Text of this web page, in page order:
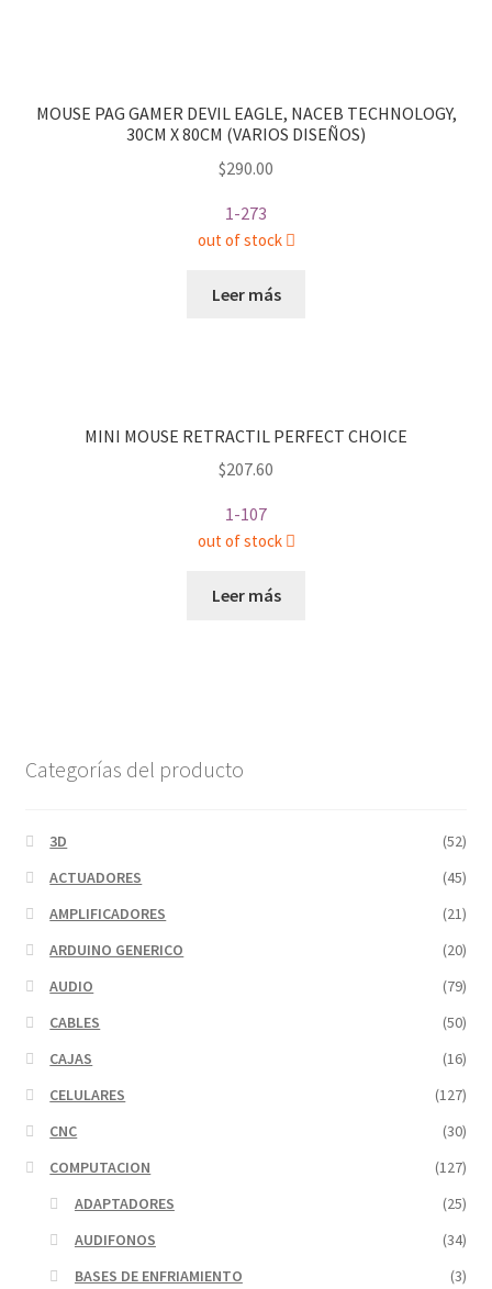
MOUSE PAG GAMER DEVIL EAGLE, NACEB TECHNOLOGY,
30CM X 80CM (VARIOS DISEÑOS)
$290.00
1-273
out of stock
Leer más
MINI MOUSE RETRACTIL PERFECT CHOICE
$207.60
1-107
out of stock
Leer más
Categorías del producto
3D
(52)
ACTUADORES
(45)
AMPLIFICADORES
(21)
ARDUINO GENERICO
(20)
AUDIO
(79)
CABLES
(50)
CAJAS
(16)
CELULARES
(127)
CNC
(30)
COMPUTACION
(127)
ADAPTADORES
(25)
AUDIFONOS
(34)
BASES DE ENFRIAMIENTO
(3)